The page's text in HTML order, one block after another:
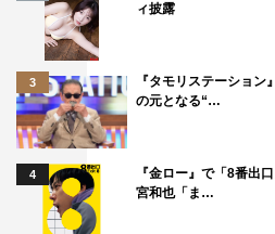
佐々木希
ィ披露
3
『タモリステーショ
の元となる“…
4
『金ロー』で「8番出
宮和也「ま…